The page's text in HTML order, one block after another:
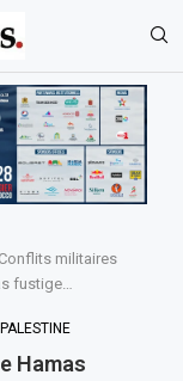
Conflits militaires
fustige…
PALESTINE
Hamas